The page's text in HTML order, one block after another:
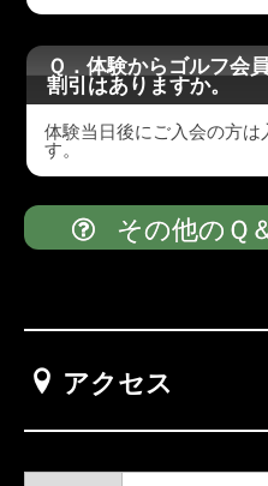
Ｑ．体験からゴルフ会
割引はありますか。
体験当日後にご入会の方は
す。
その他のＱ
アクセス